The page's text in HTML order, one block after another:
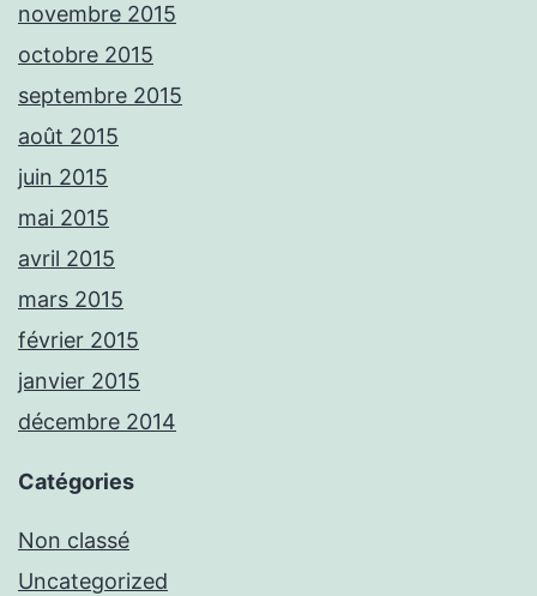
novembre 2015
octobre 2015
septembre 2015
août 2015
juin 2015
mai 2015
avril 2015
mars 2015
février 2015
janvier 2015
décembre 2014
Catégories
Non classé
Uncategorized